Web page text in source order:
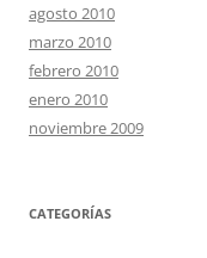
agosto 2010
marzo 2010
febrero 2010
enero 2010
noviembre 2009
CATEGORÍAS